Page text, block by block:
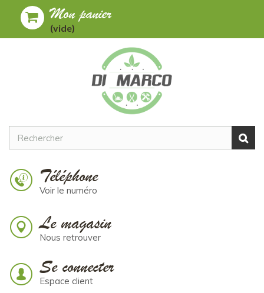
Mon panier
(vide)
Téléphone
Voir le numéro
Le magasin
Nous retrouver
Se connecter
Espace client